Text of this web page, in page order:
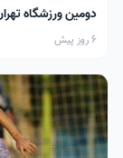
دومین ورزشگاه
6 روز پیش